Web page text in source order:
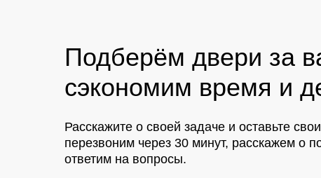
Расскажите о своей задаче и оставьте
перезвоним через 30 минут, расскажем о
ответим на вопросы.
Подберём двери за
сэкономим время и